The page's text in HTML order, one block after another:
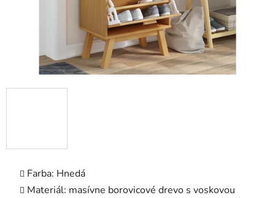
Farba: Hnedá
Materiál: masívne borovicové drevo s voskovou